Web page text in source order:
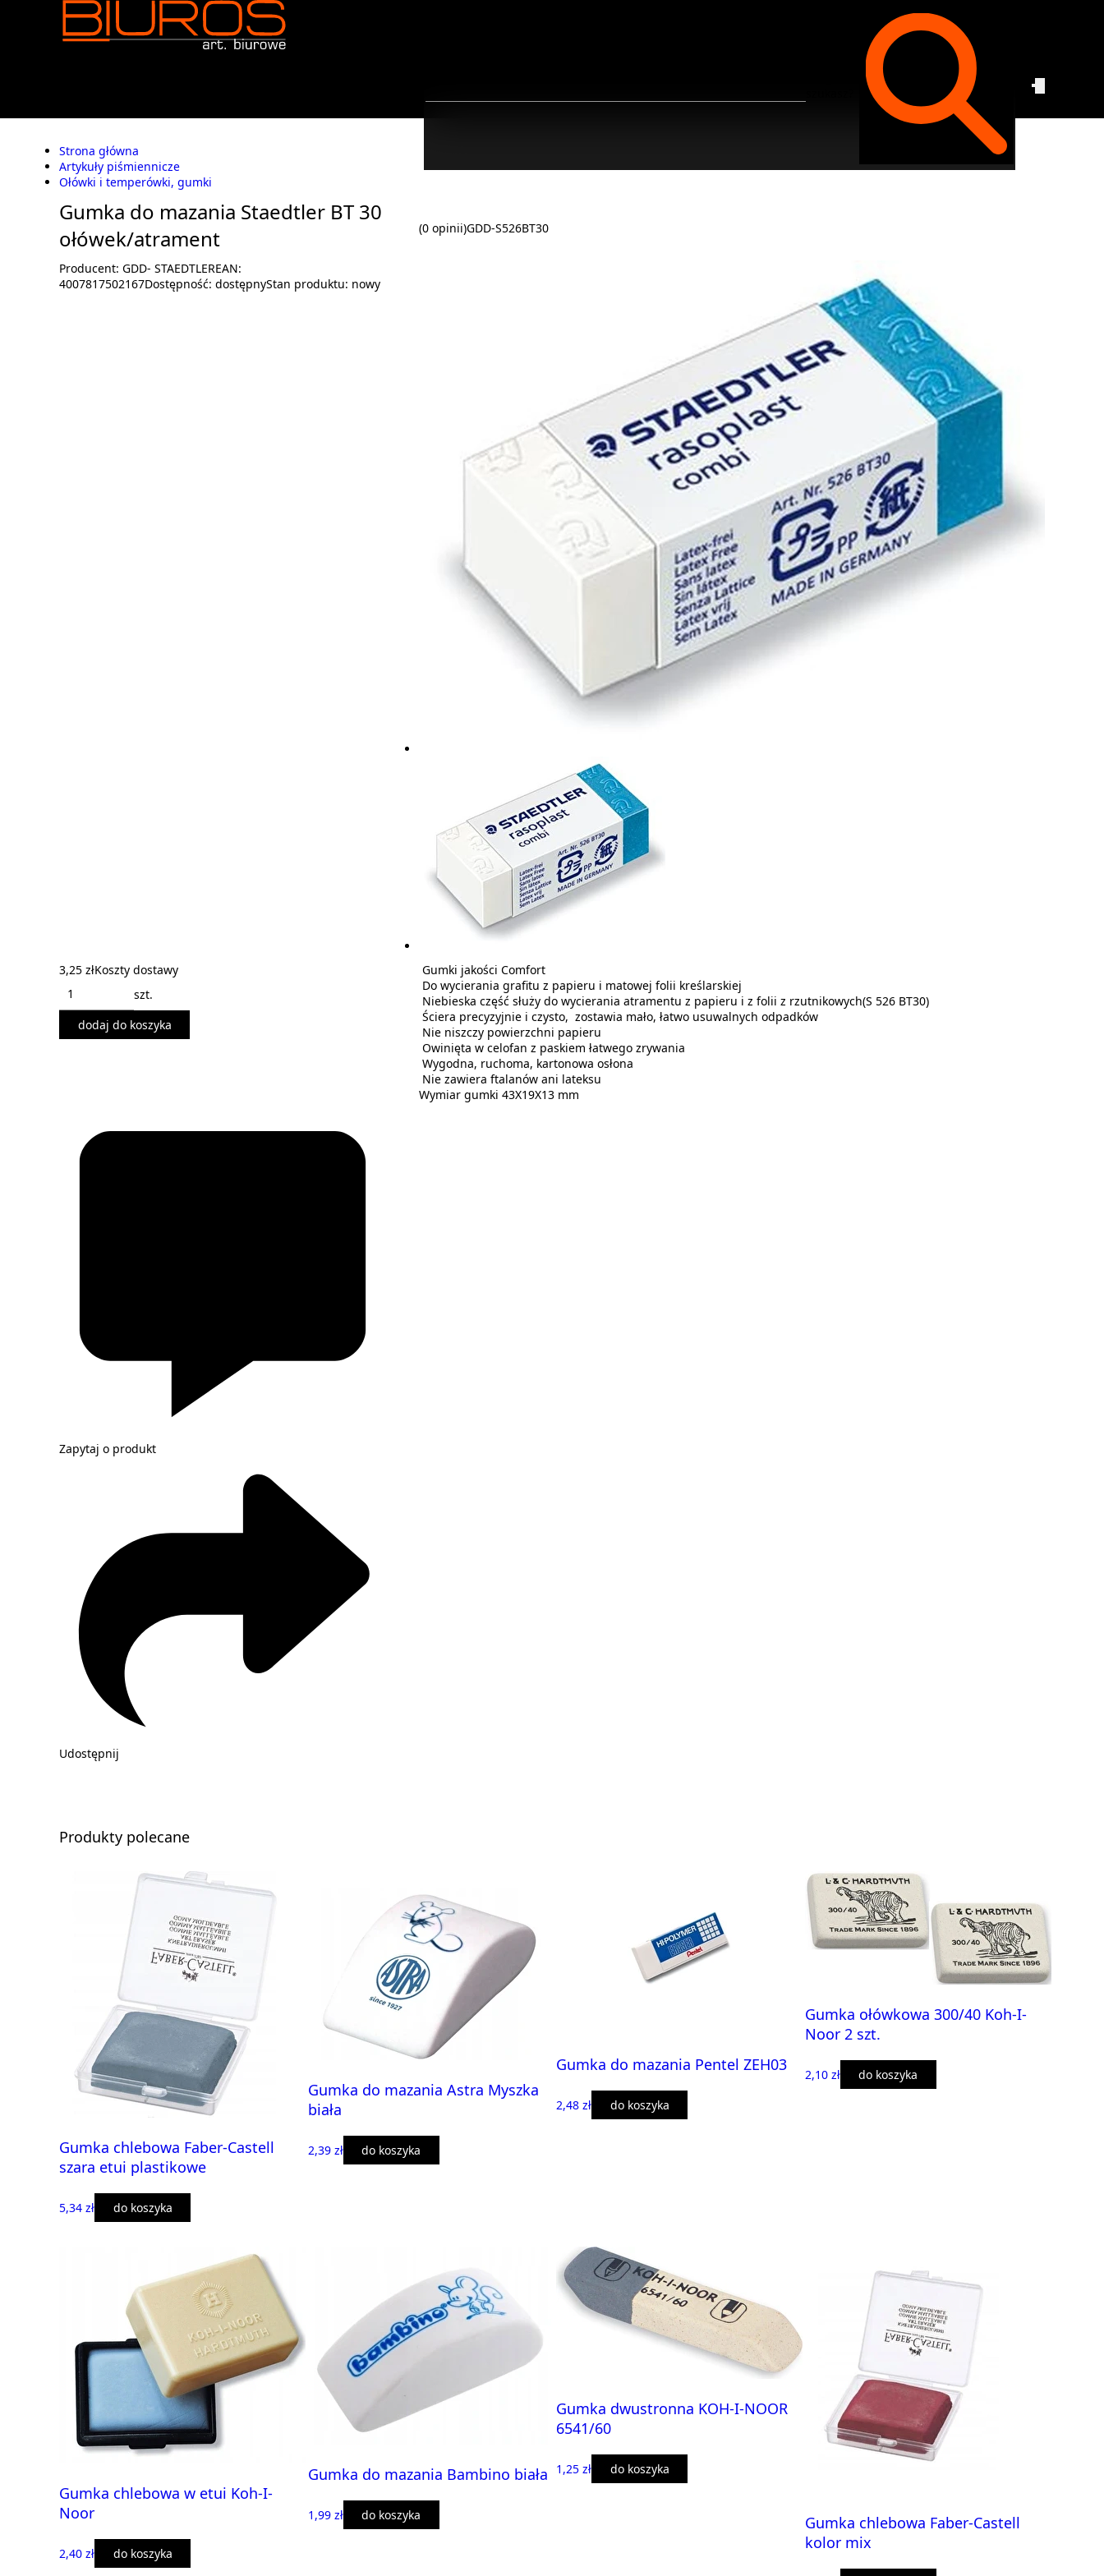
Strona główna
Artykuły piśmiennicze
Ołówki i temperówki, gumki
Gumka do mazania Staedtler BT 30
ołówek/atrament
(0 opinii)GDD-S526BT30
Producent: GDD- STAEDTLEREAN:
4007817502167Dostępność: dostępnyStan produktu: nowy
3,25 złKoszty dostawy
szt.
dodaj do koszyka
Gumki jakości Comfort
Do wycierania grafitu z papieru i matowej folii kreślarskiej
Niebieska część służy do wycierania atramentu z papieru i z folii z rzutnikowych(S 526 BT30)
Ściera precyzyjnie i czysto, zostawia mało, łatwo usuwalnych odpadków
Nie niszczy powierzchni papieru
Owinięta w celofan z paskiem łatwego zrywania
Wygodna, ruchoma, kartonowa osłona
Nie zawiera ftalanów ani lateksu
Wymiar gumki 43X19X13 mm
Zapytaj o produkt
Udostępnij
Produkty polecane
Gumka chlebowa Faber-Castell
szara etui plastikowe
5,34 zł do koszyka
Gumka do mazania Astra Myszka
biała
2,39 zł do koszyka
Gumka do mazania Pentel ZEH03
2,48 zł do koszyka
Gumka ołówkowa 300/40 Koh-I-
Noor 2 szt.
2,10 zł do koszyka
Gumka chlebowa w etui Koh-I-
Noor
2,40 zł do koszyka
Gumka do mazania Bambino biała
1,99 zł do koszyka
Gumka dwustronna KOH-I-NOOR
6541/60
1,25 zł do koszyka
Gumka chlebowa Faber-Castell
kolor mix